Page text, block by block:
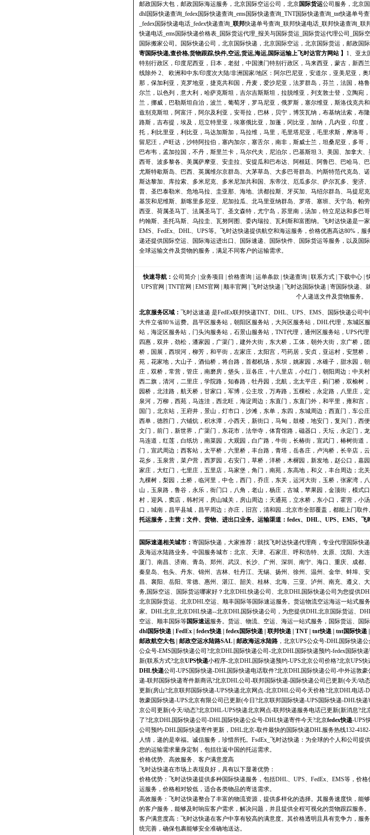
邮政国际大包，邮政国际海运服务，北京国际空运公司，北京国际货运公司服务，北京
dhl国际快递查询_fedex国际快递查询_ems国际快递查询_TNT国际快递查询_tnt快递单号
_fedex国际快递电话_fedex快递查询_ 联邦快递单号查询_联邦快递电话_联邦快递查询_联
快递电话_ems国际快递价格表_国际货运代理_报关与国际货运_国际货运代理公司_国际
国际搬家公司。国际快递公司，北京国际快递，北京国际空运，北京国际货运，邮政国
寄国际快递,查价格,货物跟踪,快件,空运,货运,海运,国际运输上飞时达官方网站 】 1、亚太
特别行政区，印度尼西亚，日本，老挝，中国澳门特别行政区，马来西亚，蒙古，新西
线除外 2、 欧洲和中东/印度次大陆/非洲国家/地区：阿尔巴尼亚，安道尔，亚美尼亚，
那，保加利亚，克罗地亚，捷克共和国，丹麦，爱沙尼亚，法罗群岛，芬兰，法国，格
尔兰，以色列，意大利，哈萨克斯坦，吉尔吉斯斯坦，拉脱维亚，列支敦士登，立陶宛
兰，挪威，巴勒斯坦自治，波兰，葡萄牙，罗马尼亚，俄罗斯，塞尔维亚，斯洛伐克共
兹别克斯坦，阿富汗，阿尔及利亚，安哥拉，巴林，贝宁，博茨瓦纳，布基纳法索，布
路斯，吉布提，埃及，厄立特里亚，埃塞俄比亚，加蓬，冈比亚，加纳，几内亚，印度
托，利比里亚，利比亚，马达加斯加，马拉维，马里，毛里塔尼亚，毛里求斯，摩洛哥
留尼汪，卢旺达，沙特阿拉伯，塞内加尔，塞舌尔，南非，斯威士兰，坦桑尼亚，多哥
巴布韦，孟加拉国，不丹，斯里兰卡，马尔代夫，尼泊尔，巴基斯坦 3、美国、加拿大
西哥、波多黎各、美属萨摩亚、安圭拉、安提瓜和巴布达、阿根廷、阿鲁巴、巴哈马、
尤斯特歇斯岛、巴西、英属维尔京群岛、大茅草岛、大多巴哥群岛、约斯特范代克岛、
斯达黎加、库拉索、多米尼克、多米尼加共和国、东帝汶、厄瓜多尔、萨尔瓦多、斐济
普、圣巴泰勒米、危地马拉、圭亚那、海地、洪都拉斯、牙买加、马绍尔群岛、马提尼
基茨和尼维斯、新喀里多尼亚、尼加拉瓜、北马里亚纳群岛、罗塔、塞班、天宁岛、帕
西亚、荷属圣马丁、法属圣马丁、圣文森特，尤宁岛，苏里南，汤加，特立尼达和多巴
约翰斯、圣托马斯、乌拉圭、瓦努阿图、委内瑞拉、瓦利斯和富图纳。飞时达快递是一
EMS、FedEx、DHL、UPS等。飞时达快递提供航空和海运服务，价格优惠高达80%，
递还提供国际空运、国际海运进出口、国际速递、国际快件、国际货运等服务，以及国
全球运输文件及货物的服务，满足不同客户的运输需求。
快速导航： 公司简介 业务项目 价格查询 运单条款 |快递查询 联系方式 下载中心 |
UPS官网
TNT官网 EMS官网 顺丰官网 飞时达快递 飞时达国际快递 | 寄国际快递、
个人递送文件及货物服务。
北京服务区域： 飞时达速递 是FedEx联邦快递TNT、DHL、UPS、EMS、国际快递公司
大件立省80％运费。 昌平区服务站 ， 朝阳区服务站 ， 大兴区服务站 ， DHL代理 ， 东城区
站 ， 海淀区服务站 ， 门头沟服务站 ， 石景山服务站 ， TNT代理 ， 通州区服务站 ， UPS代理
四惠，双井，劲松，潘家园，广渠门，建外大街，东大桥，工体，朝外大街，京广桥，
桥，国展，西坝河，柳芳，和平街，左家庄，太阳宫，芍药居，安贞，亚运村，安慧桥
苑，花家地，大山子，酒仙桥，将台路，首都机场，东坝，姚家园，水碓子，甜水园，
庄，双桥，常营，管庄，南磨房，垡头，豆各庄，十八里店，小红门，朝阳周边；中关
西二旗，清河，二里庄，学院路，知春路，牡丹园，北航，北太平庄，蓟门桥，双榆树
园桥，北洼路，航天桥，甘家口，军博，公主坟，万寿路，五棵松，永定路，八里庄，
泉河，万柳，西苑，马连洼，西北旺，海淀周边；东直门，东直门外，和平里，雍和宫
国门，北京站，王府井，景山，灯市口，沙滩，东单，东四，东城周边；西直门，车公
西单，德胜门，六铺炕，积水潭，小西天，新街口，马甸，鼓楼，地安门，复兴门，西
文门，前门，新世界，广渠门，东花市，法华寺，体育馆路，磁器口，天坛，永定门，
马连道，红莲，白纸坊，南菜园，大观园，白广路，牛街，长椿街，宣武门，椿树街道
门，宣武周边；西客站，太平桥，六里桥，丰台路，青塔，岳各庄，卢沟桥，长辛店，
花乡，玉泉营，菜户营，西罗园，右安门，草桥，洋桥，木樨园，新发地，赵公口，嘉
家庄，大红门，七里庄，五里店，马家堡，角门，南苑，东高地，和义，丰台周边；北
九棵树，梨园，土桥，临河里，中仓，西门，乔庄，东关，运河大街，玉桥，张家湾，
山，玉泉路，鲁谷，永乐，衙门口，八角，老山，杨庄，古城，苹果园，金顶街，模式
村，迎风，窦店，韩村河，房山城关，房山周边；天通苑，立水桥，东小口，霍营，小
口，城南，昌平县城，昌平周边；亦庄，旧宫，清和园...北京市全部覆盖，都能上门取件
托运服务，主营：文件、货物、进出口业务。运输渠道： fedex、 DHL、 UPS、 EMS、 飞
国际速递相关城市： 寄国际快递，大家推荐：就找飞时达快递代理商，专业代理国际快
及海运水陆路业务。中国服务城市：北京、天津、石家庄、呼和浩特、太原、沈阳、大
厦门、南昌、济南、青岛、郑州、武汉、长沙、广州、深圳、南宁、海口、重庆、成都
秦皇岛、包头、丹东、锦州、吉林、牡丹江、无锡、扬州、徐州、温州、金华、蚌埠、
昌、襄阳、岳阳、常德、惠州、湛江、韶关、桂林、北海、三亚、泸州、南充、遵义、
务,国际空运、国际货运哪家好？北京DHL快递公司、北京DHL国际快递公司为您提供
北京国际货运、北京DHL空运、顺丰国际等国际速运服务。货运物流空运海运一站式服
家。DHL北京,北京DHL快递--北京DHL国际快递公司，为您提供DHL北京国际货运、
空运、 顺丰国际等国际速运服务。货运、物流、 空运、 海运一站式服务，国际货运、国际
dhl国际快递
FedEx fedex快递 fedex国际快递 联邦快递 TNT tnt快递 tnt国际快递
邮政航空大包| 邮政空运水陆路SAL| 邮政海运水陆路 ，北京UPS公众号-DHL国际快递
公众号-EMS国际快递公司?北京DHL国际快递公司-北京DHL国际快递预约-fedex国际快
新(联系方式?北京UPS快递小程序-北京DHL国际快递预约-UPS北京公司价格?北京UPS
DHL快递公司-UPS国际快递-DHL国际快递电话取件?北京DHL国际快递公司-中外运敦
递-联邦国际快递寄件新商讯?北京DHL公司-联邦国际快递-国际快递公司已更新(今天/动
更新(房山?北京联邦国际快递-UPS快递北京网点-北京DHL公司今天价格?北京DHL电话
敦豪国际快递-UPS北京有限公司已更新(今日?北京联邦国际快递-UPS国际快递-DHL快
京公司更新(今天/动态?北京DHL-UPS快递北京网点-联邦快递服务电话已更新(新消息?
了?北京DHL国际快递公司-DHL国际快递公众号-DHL快递寄件今天?北京fedex快递-UPS
公司预约-DHL国际快递寄件更新，DHL北京-取件最快的 国际快递DHL服务热线132-
人情，递的是幸福。诚信服务，珍惜所托。FsdEx_飞时达快递：为全球的个人和公司
您的运输需求量身定制，包括往返中国的托运需求。
价格优势、高效服务、客户满意度高
飞时达快递在市场上表现良好，具有以下显著优势：
价格优势：飞时达快递提供多种国际快递服务，包括DHL、UPS、FedEx、EMS等，价
运服务，价格相对较低，适合各类物品的寄送需求。
高效服务：飞时达快递整合了丰富的物流资源，提供多样化的选择。其服务速度快，能
的客户服务，能够及时响应客户需求，解决问题，并且提供全程可视化的货物跟踪服务。
客户满意度高：飞时达快递在客户中享有较高的满意度。其价格透明且具有竞争力，服
统完善，确保包裹能够安全准确地送达。